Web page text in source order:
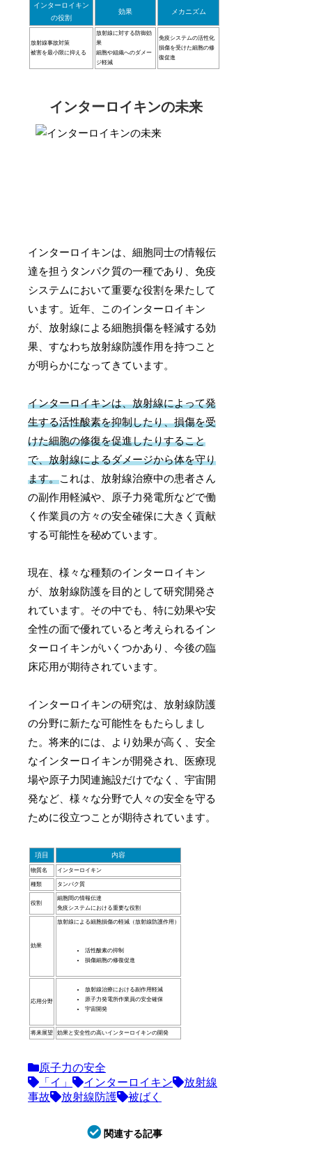
インターロイキン
の役割
効果 メカニズム
放射線事故対策
被害を最小限に抑える
放射線に対する防御効
果
細胞や組織へのダメー
ジ軽減
免疫システムの活性化
損傷を受けた細胞の修
復促進
インターロイキンの未来
インターロイキンは、細胞同士の情報伝
達を担うタンパク質の一種であり、免疫
システムにおいて重要な役割を果たして
います。近年、このインターロイキン
が、放射線による細胞損傷を軽減する効
果、すなわち放射線防護作用を持つこと
が明らかになってきています。
インターロイキンは、放射線によって発
生する活性酸素を抑制したり、損傷を受
けた細胞の修復を促進したりすること
で、放射線によるダメージから体を守り
ます。これは、放射線治療中の患者さん
の副作用軽減や、原子力発電所などで働
く作業員の方々の安全確保に大きく貢献
する可能性を秘めています。
現在、様々な種類のインターロイキン
が、放射線防護を目的として研究開発さ
れています。その中でも、特に効果や安
全性の面で優れていると考えられるイン
ターロイキンがいくつかあり、今後の臨
床応用が期待されています。
インターロイキンの研究は、放射線防護
の分野に新たな可能性をもたらしまし
た。将来的には、より効果が高く、安全
なインターロイキンが開発され、医療現
場や原子力関連施設だけでなく、宇宙開
発など、様々な分野で人々の安全を守る
ために役立つことが期待されています。
項目 内容
物質名 インターロイキン
種類 タンパク質
役割
細胞間の情報伝達
免疫システムにおける重要な役割
効果
放射線による細胞損傷の軽減（放射線防護作用）
活性酸素の抑制
損傷細胞の修復促進
応用分野
放射線治療における副作用軽減
原子力発電所作業員の安全確保
宇宙開発
将来展望 効果と安全性の高いインターロイキンの開発
原子力の安全
「イ」
インターロイキン
放射線
事故
放射線防護 被ばく
関連する記事